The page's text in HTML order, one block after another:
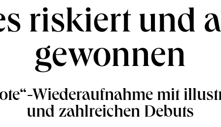
riskiert und
gewonnen
Wiederaufnahme mit
und zahlreichen Debuts